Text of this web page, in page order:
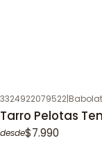
3324922079522|Babolat
Tarro Pelotas
desde$7.990